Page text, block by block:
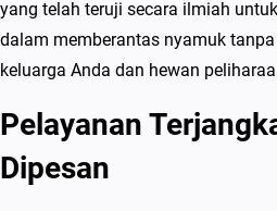
g
H
a
r
g
a
yang telah teruji secara ilmiah
dalam memberantas nyamuk
keluarga Anda dan hewan
Pelayanan
Dipesan